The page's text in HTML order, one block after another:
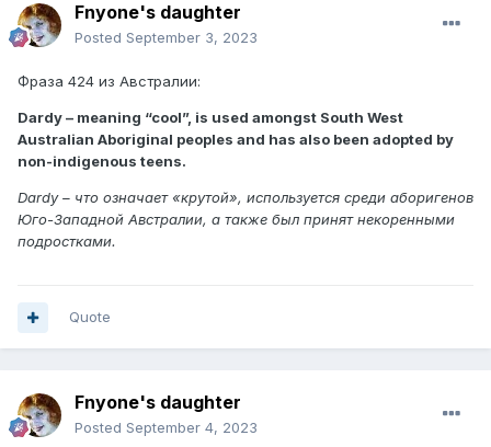
Fnyone's daughter
Posted September 3, 2023
Фраза 424 из Австралии:
Dardy – meaning “cool”, is used amongst South West
Australian Aboriginal peoples and has also been adopted by
non-indigenous teens.
Dardy – что означает «крутой», используется среди аборигенов
Юго-Западной Австралии, а также был принят некоренными
подростками.
Quote
Fnyone's daughter
Posted September 4, 2023